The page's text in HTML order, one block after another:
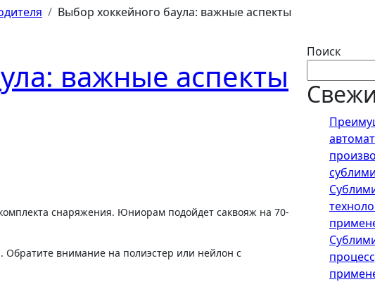
Выбор хоккейного баула: важные аспекты
важные аспекты
внимание на полиэстер или нейлон с
Поиск